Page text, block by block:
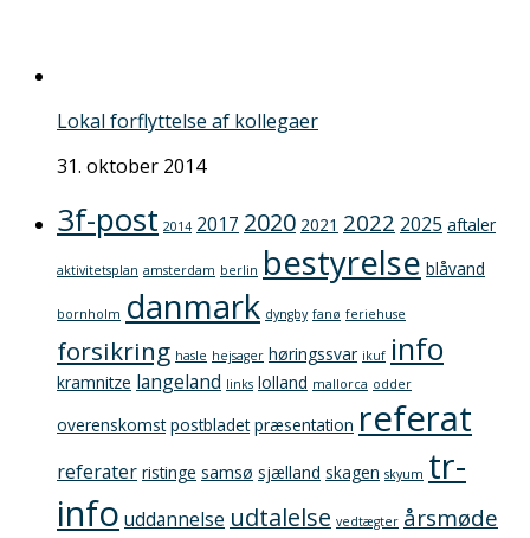
Lokal forflyttelse af kollegaer
31. oktober 2014
3f-post 2014 2017 2020 2021 2022 2025 aftaler
aktivitetsplan amsterdam berlin bestyrelse blåvand
bornholm danmark dyngby fanø feriehuse
forsikring hasle hejsager høringssvar ikuf info
kramnitze langeland links lolland mallorca odder
overenskomst postbladet præsentation referat
referater ristinge samsø sjælland skagen skyum tr-
info uddannelse udtalelse vedtægter årsmøde